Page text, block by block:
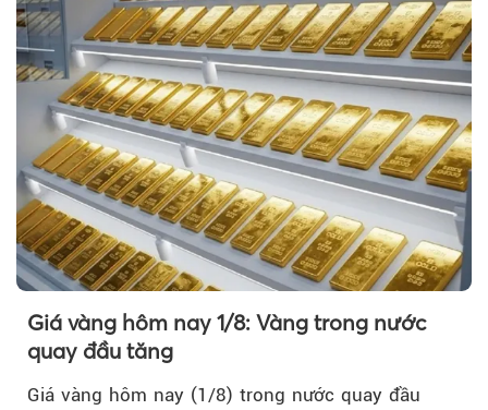
Giá vàng hôm nay 1/8: Vàng trong nước
quay đầu tăng
Giá vàng hôm nay (1/8) trong nước quay đầu